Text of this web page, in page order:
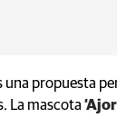
propuesta
La mascota